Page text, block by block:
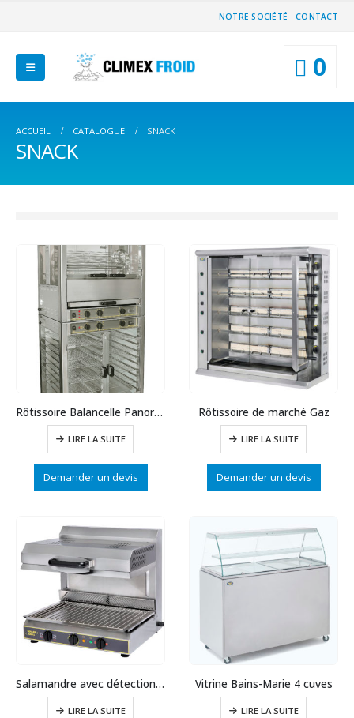
NOTRE SOCIÉTÉ CONTACT
0
ACCUEIL CATALOGUE SNACK
SNACK
Rôtissoire Balancelle Panoramique
LIRE LA SUITE
Demander un devis
Rôtissoire de marché Gaz
LIRE LA SUITE
Demander un devis
Salamandre avec détection de plat
LIRE LA SUITE
Vitrine Bains-Marie 4 cuves
LIRE LA SUITE